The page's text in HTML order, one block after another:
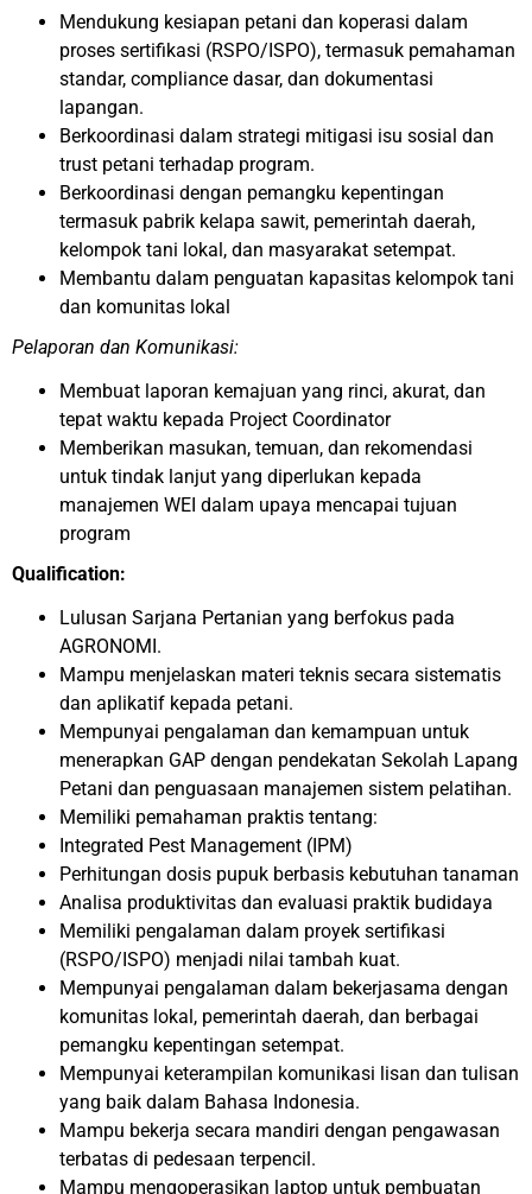
Mendukung kesiapan petani dan koperasi dalam
proses sertifikasi (RSPO/ISPO), termasuk pemahaman
standar, compliance dasar, dan dokumentasi
lapangan.
Berkoordinasi dalam strategi mitigasi isu sosial dan
trust petani terhadap program.
Berkoordinasi dengan pemangku kepentingan
termasuk pabrik kelapa sawit, pemerintah daerah,
kelompok tani lokal, dan masyarakat setempat.
Membantu dalam penguatan kapasitas kelompok tani
dan komunitas lokal
Pelaporan dan Komunikasi:
Membuat laporan kemajuan yang rinci, akurat, dan
tepat waktu kepada Project Coordinator
Memberikan masukan, temuan, dan rekomendasi
untuk tindak lanjut yang diperlukan kepada
manajemen WEI dalam upaya mencapai tujuan
program
Qualification:
Lulusan Sarjana Pertanian yang berfokus pada
AGRONOMI.
Mampu menjelaskan materi teknis secara sistematis
dan aplikatif kepada petani.
Mempunyai pengalaman dan kemampuan untuk
menerapkan GAP dengan pendekatan Sekolah Lapang
Petani dan penguasaan manajemen sistem pelatihan.
Memiliki pemahaman praktis tentang:
Integrated Pest Management (IPM)
Perhitungan dosis pupuk berbasis kebutuhan tanaman
Analisa produktivitas dan evaluasi praktik budidaya
Memiliki pengalaman dalam proyek sertifikasi
(RSPO/ISPO) menjadi nilai tambah kuat.
Mempunyai pengalaman dalam bekerjasama dengan
komunitas lokal, pemerintah daerah, dan berbagai
pemangku kepentingan setempat.
Mempunyai keterampilan komunikasi lisan dan tulisan
yang baik dalam Bahasa Indonesia.
Mampu bekerja secara mandiri dengan pengawasan
terbatas di pedesaan terpencil.
Mampu mengoperasikan laptop untuk pembuatan